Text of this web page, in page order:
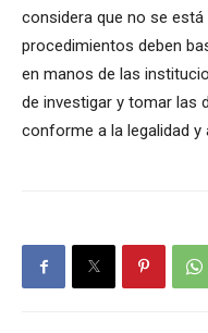
considera que no se está
procedimientos deben
en manos de las
de investigar y tomar las
conforme a la legalidad y